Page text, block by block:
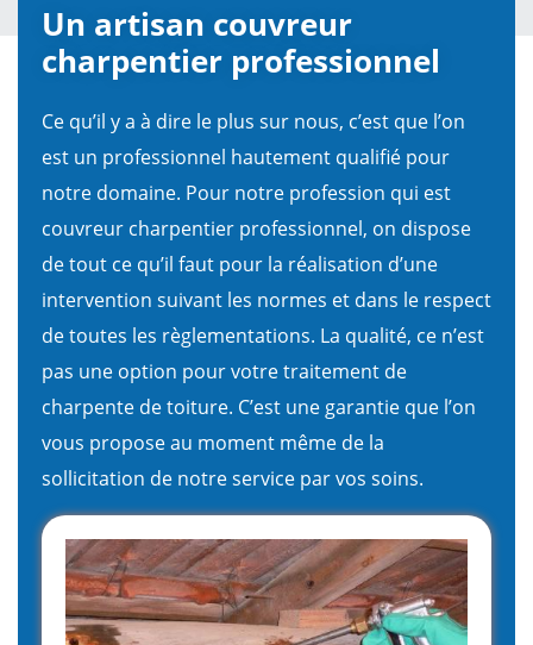
Un artisan couvreur
charpentier professionnel
Ce qu’il y a à dire le plus sur nous, c’est que l’on
est un professionnel hautement qualifié pour
notre domaine. Pour notre profession qui est
couvreur charpentier professionnel, on dispose
de tout ce qu’il faut pour la réalisation d’une
intervention suivant les normes et dans le respect
de toutes les règlementations. La qualité, ce n’est
pas une option pour votre traitement de
charpente de toiture. C’est une garantie que l’on
vous propose au moment même de la
sollicitation de notre service par vos soins.